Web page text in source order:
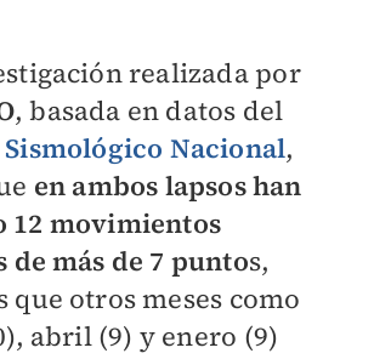
realizada por
, basada en datos del
Nacional,
en ambos lapsos han
12 movimientos
más de 7 puntos,
que otros meses como
abril (9) y enero (9)